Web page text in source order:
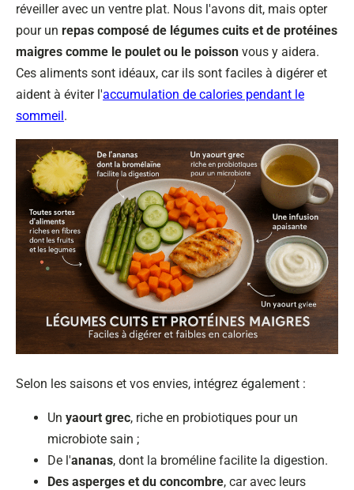
réveiller avec un ventre plat. Nous l'avons dit, mais opter
pour un repas composé de légumes cuits et de protéines
maigres comme le poulet ou le poisson vous y aidera.
Ces aliments sont idéaux, car ils sont faciles à digérer et
aident à éviter l'accumulation de calories pendant le
sommeil.
Selon les saisons et vos envies, intégrez également :
Un yaourt grec, riche en probiotiques pour un
microbiote sain ;
De l'ananas, dont la broméline facilite la digestion.
Des asperges et du concombre, car avec leurs